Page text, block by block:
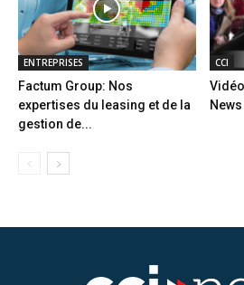
ENTREPRISES
Factum Group: Nos
expertises du leasing et de la
gestion de...
CCI
News